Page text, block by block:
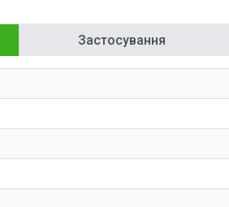
Застосування